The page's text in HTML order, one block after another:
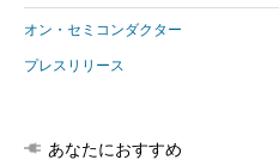
オン・セミコンダクター
プレスリリース
あなたにおすすめ